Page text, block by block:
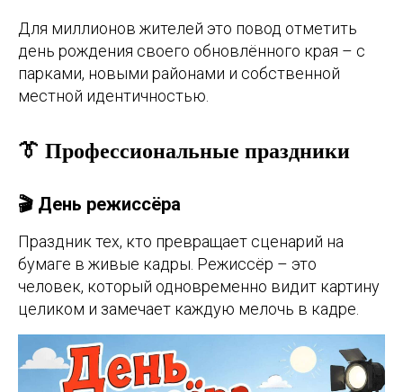
Для миллионов жителей это повод отметить
день рождения своего обновлённого края – с
парками, новыми районами и собственной
местной идентичностью.
👔 Профессиональные праздники
🎬 День режиссёра
Праздник тех, кто превращает сценарий на
бумаге в живые кадры. Режиссёр – это
человек, который одновременно видит картину
целиком и замечает каждую мелочь в кадре.